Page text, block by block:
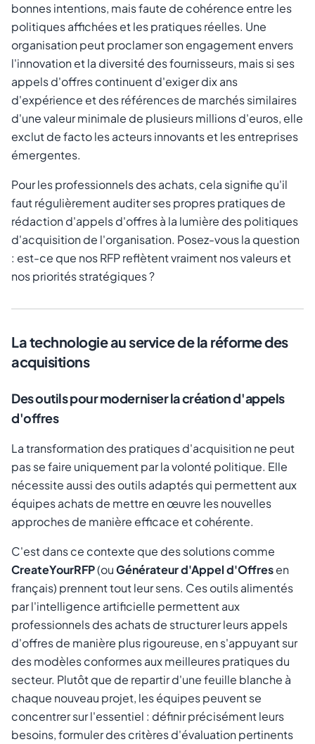
bonnes intentions, mais faute de cohérence entre les
politiques affichées et les pratiques réelles. Une
organisation peut proclamer son engagement envers
l'innovation et la diversité des fournisseurs, mais si ses
appels d'offres continuent d'exiger dix ans
d'expérience et des références de marchés similaires
d'une valeur minimale de plusieurs millions d'euros, elle
exclut de facto les acteurs innovants et les entreprises
émergentes.
Pour les professionnels des achats, cela signifie qu'il
faut régulièrement auditer ses propres pratiques de
rédaction d'appels d'offres à la lumière des politiques
d'acquisition de l'organisation. Posez-vous la question
: est-ce que nos RFP reflètent vraiment nos valeurs et
nos priorités stratégiques ?
La technologie au service de la réforme des
acquisitions
Des outils pour moderniser la création d'appels
d'offres
La transformation des pratiques d'acquisition ne peut
pas se faire uniquement par la volonté politique. Elle
nécessite aussi des outils adaptés qui permettent aux
équipes achats de mettre en œuvre les nouvelles
approches de manière efficace et cohérente.
C'est dans ce contexte que des solutions comme
CreateYourRFP(ouGénérateur d'Appel d'Offresen
français) prennent tout leur sens. Ces outils alimentés
par l'intelligence artificielle permettent aux
professionnels des achats de structurer leurs appels
d'offres de manière plus rigoureuse, en s'appuyant sur
des modèles conformes aux meilleures pratiques du
secteur. Plutôt que de repartir d'une feuille blanche à
chaque nouveau projet, les équipes peuvent se
concentrer sur l'essentiel : définir précisément leurs
besoins, formuler des critères d'évaluation pertinents